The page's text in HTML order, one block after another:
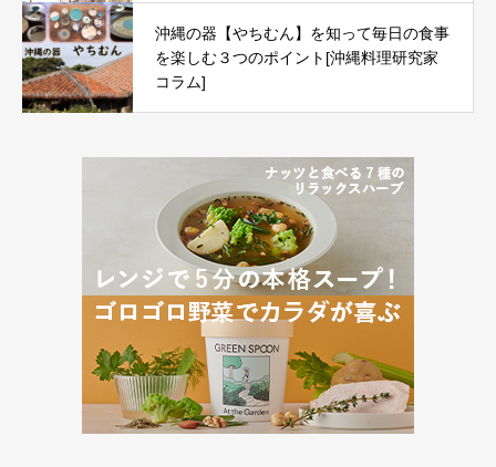
沖縄の器【やちむん】を知って毎日の食事
を楽しむ３つのポイント[沖縄料理研究家
コラム]